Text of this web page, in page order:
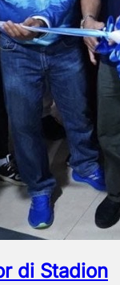
di Stadion